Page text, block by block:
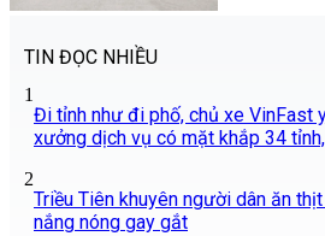
TIN ĐỌC NHIỀU
1
Đi tỉnh như đi phố, chủ xe VinFast
xưởng dịch vụ có mặt khắp 34
2
Triều Tiên khuyên người dân ăn
nắng nóng gay gắt